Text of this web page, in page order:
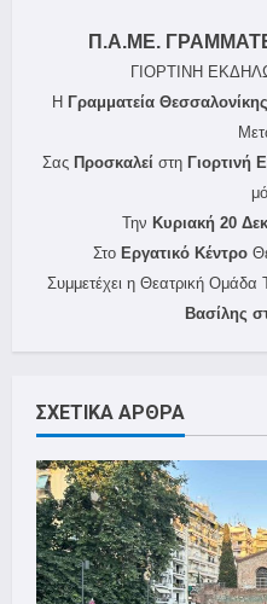
Π.Α.ΜΕ.
ΓΙΟΡΤΙΝΗ
Η Γραμματεία Θεσσαλονίκης
Σας Προσκαλεί στη Γιορτινή
Την Κυριακή 20
Στο Εργατικό Κέντρο
Συμμετέχει η Θεατρική
Βασίλης
ΣΧΕΤΙΚΑ ΑΡΘΡΑ